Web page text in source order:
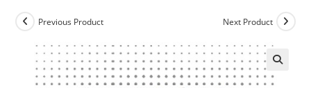
Previous Product Next Product